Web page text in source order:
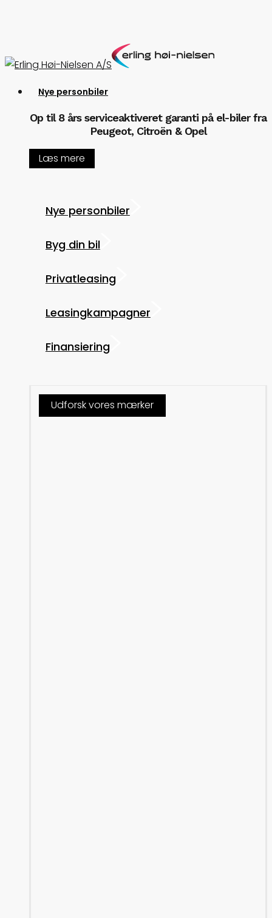
content
Menu
Nye personbiler
Op til 8 års serviceaktiveret garanti på el-biler fra
Peugeot, Citroën & Opel
Læs mere
Nye personbiler
Byg din bil
Privatleasing
Leasingkampagner
Finansiering
Udforsk vores mærker